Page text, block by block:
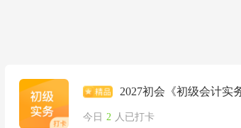
2027初会《初级会计实
今日 2 人已打卡